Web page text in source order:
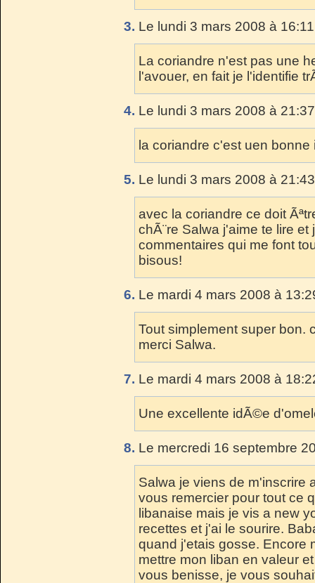
3. Le lundi 3 mars 2008 à
La coriandre n'est pas une
l'avouer, en fait je l'identifie
4. Le lundi 3 mars 2008 à
la coriandre c'est uen bonne
5. Le lundi 3 mars 2008 à
avec la coriandre ce doit
chÃ¨re Salwa j'aime te lire
commentaires qui me font
bisous!
6. Le mardi 4 mars 2008 à
Tout simplement super bon.
merci Salwa.
7. Le mardi 4 mars 2008 à
Une excellente idÃ©e
8. Le mercredi 16 septembre
Salwa je viens de m'inscrire
vous remercier pour tout ce
libanaise mais je vis a new
recettes et j'ai le sourire.
quand j'etais gosse. Encore
mettre mon liban en valeur
vous benisse, je vous